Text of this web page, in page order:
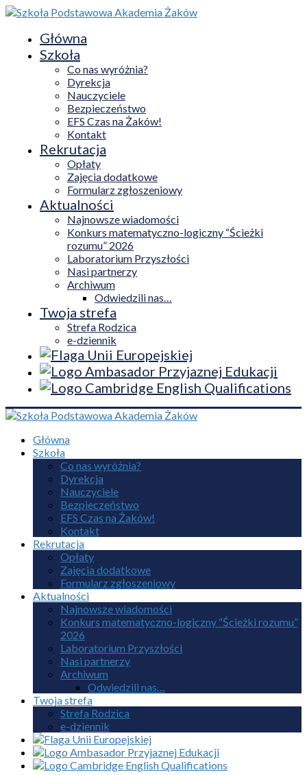
Główna
Szkoła
Co nas wyróżnia?
Dyrekcja
Nauczyciele
Bezpieczeństwo
EFS Czas na Żaków!
Kontakt
Rekrutacja
Opłaty
Zajęcia dodatkowe
Formularz zgłoszeniowy
Aktualności
Najnowsze wiadomości
Konkurs matematyczno-logiczny “Ścieżki
rozumu” 2026
Laboratorium Przyszłości
Nasi partnerzy
Archiwum
Odwiedzili nas…
Twoja strefa
Strefa Rodzica
e-dziennik
Główna
Szkoła
Co nas wyróżnia?
Dyrekcja
Nauczyciele
Bezpieczeństwo
EFS Czas na Żaków!
Kontakt
Rekrutacja
Opłaty
Zajęcia dodatkowe
Formularz zgłoszeniowy
Aktualności
Najnowsze wiadomości
Konkurs matematyczno-logiczny “Ścieżki rozumu”
2026
Laboratorium Przyszłości
Nasi partnerzy
Archiwum
Odwiedzili nas…
Twoja strefa
Strefa Rodzica
e-dziennik